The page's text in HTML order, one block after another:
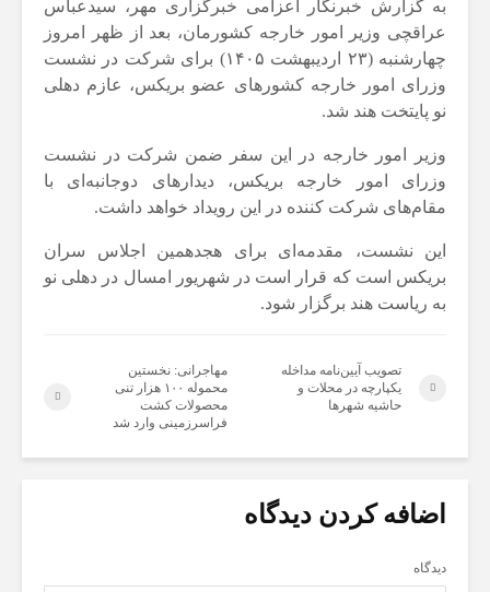
به گزارش خبرنگار اعزامی خبرگزاری مهر، سیدعباس
عراقچی وزیر امور خارجه کشورمان، بعد از ظهر امروز
چهارشنبه (۲۳ اردیبهشت ۱۴۰۵) برای شرکت در نشست
وزرای امور خارجه کشورهای عضو بریکس، عازم دهلی
نو پایتخت هند شد.
وزیر امور خارجه در این سفر ضمن شرکت در نشست
وزرای امور خارجه بریکس، دیدارهای دوجانبه‌ای با
مقام‌های شرکت کننده در این رویداد خواهد داشت.
این نشست، مقدمه‌ای برای هجدهمین اجلاس سران
بریکس است که قرار است در شهریور امسال در دهلی نو
به ریاست هند برگزار شود.
تصویب آیین‌نامه مداخله
یکپارچه در محلات و
حاشیه شهرها
مهاجرانی: نخستین
محموله ۱۰۰ هزار تنی
محصولات کشت
فراسرزمینی وارد شد
اضافه کردن دیدگاه
دیدگاه